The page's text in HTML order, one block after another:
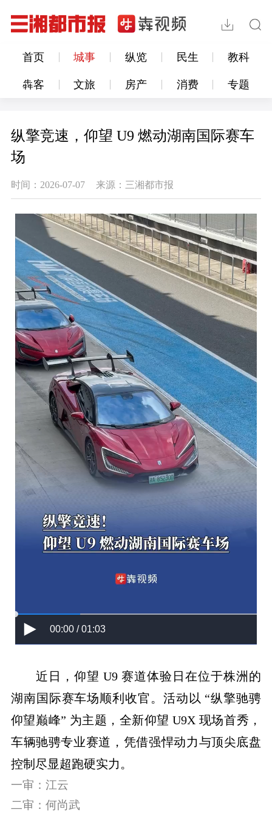
首页 城事 纵览 民生 教科
犇客 文旅 房产 消费 专题
纵擎竞速，仰望 U9 燃动湖南国际赛车
场
时间：2026-07-07 来源：三湘都市报
00:00 / 01:03
近日，仰望 U9 赛道体验日在位于株洲的
湖南国际赛车场顺利收官。活动以 “纵擎驰骋
仰望巅峰” 为主题，全新仰望 U9X 现场首秀，
车辆驰骋专业赛道，凭借强悍动力与顶尖底盘
控制尽显超跑硬实力。
一审：江云
二审：何尚武